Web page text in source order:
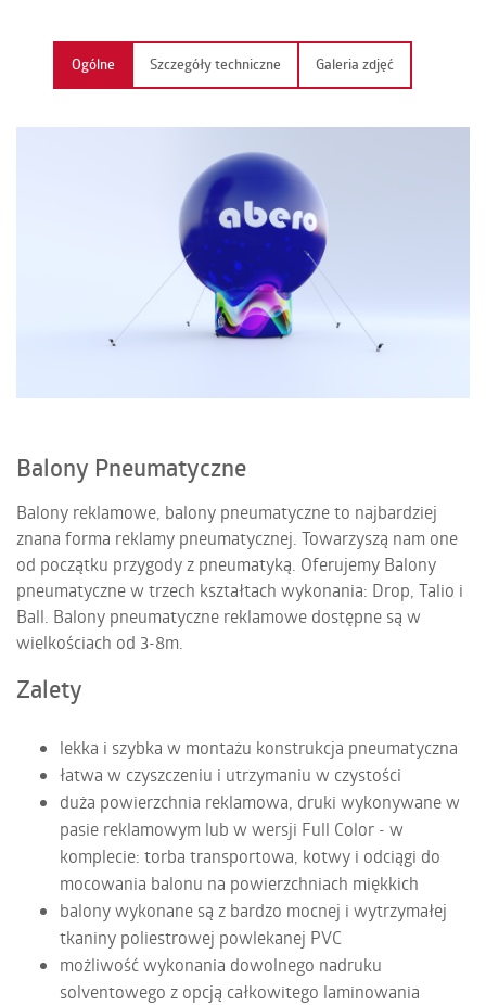
Ogólne Szczegóły techniczne Galeria zdjęć
Balony Pneumatyczne
Balony reklamowe, balony pneumatyczne to najbardziej
znana forma reklamy pneumatycznej. Towarzyszą nam one
od początku przygody z pneumatyką. Oferujemy Balony
pneumatyczne w trzech kształtach wykonania: Drop, Talio i
Ball. Balony pneumatyczne reklamowe dostępne są w
wielkościach od 3-8m.
Zalety
lekka i szybka w montażu konstrukcja pneumatyczna
łatwa w czyszczeniu i utrzymaniu w czystości
duża powierzchnia reklamowa, druki wykonywane w
pasie reklamowym lub w wersji Full Color - w
komplecie: torba transportowa, kotwy i odciągi do
mocowania balonu na powierzchniach miękkich
balony wykonane są z bardzo mocnej i wytrzymałej
tkaniny poliestrowej powlekanej PVC
możliwość wykonania dowolnego nadruku
solventowego z opcją całkowitego laminowania